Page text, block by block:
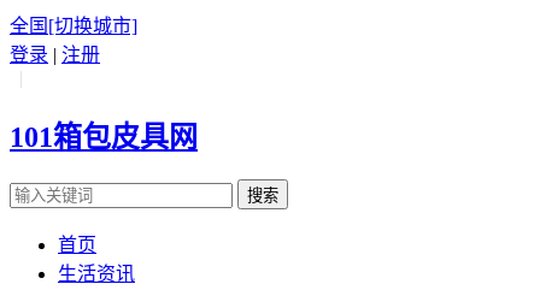
全国 [切换城市]
登录 | 注册
|
101箱包皮具网
搜索
首页
生活资讯